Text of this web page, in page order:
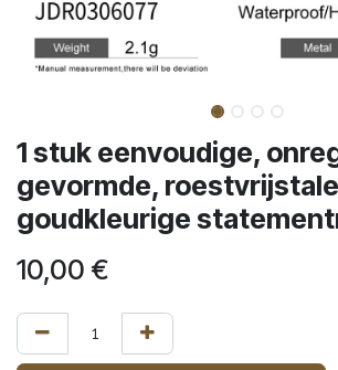
1 stuk eenvoudige,
gevormde,
goudkleurige
10,00 €